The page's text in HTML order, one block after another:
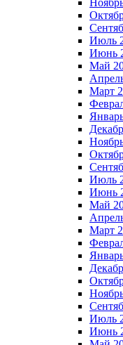
Июль
Июнь
Май
Март
Июль
Июнь
Май
Март
Июль
Июнь